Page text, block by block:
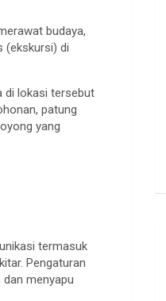
budaya,
(ekskursi) di
di lokasi tersebut
patung
yang
termasuk
Pengaturan
menyapu